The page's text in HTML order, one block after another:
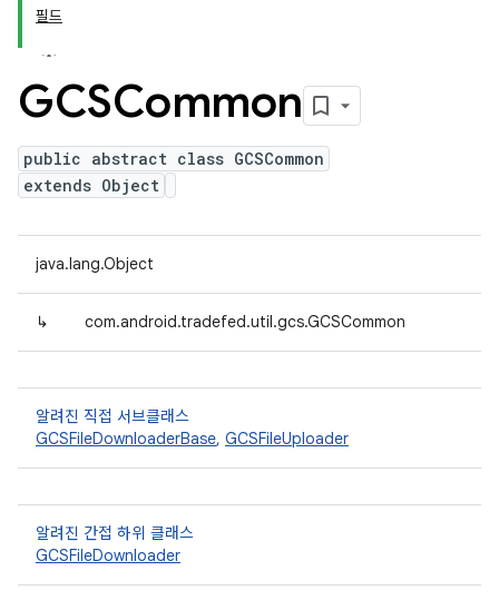
필드
GCSCommon
public abstract class GCSCommon
extends Object
java.lang.Object
↳ com.android.tradefed.util.gcs.GCSCommon
알려진 직접 서브클래스
GCSFileDownloaderBase, GCSFileUploader
알려진 간접 하위 클래스
GCSFileDownloader